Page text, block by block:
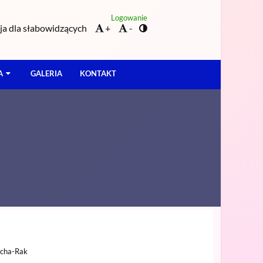
Logowanie
dla słabowidzących + -
GALERIA KONTAKT
Rak